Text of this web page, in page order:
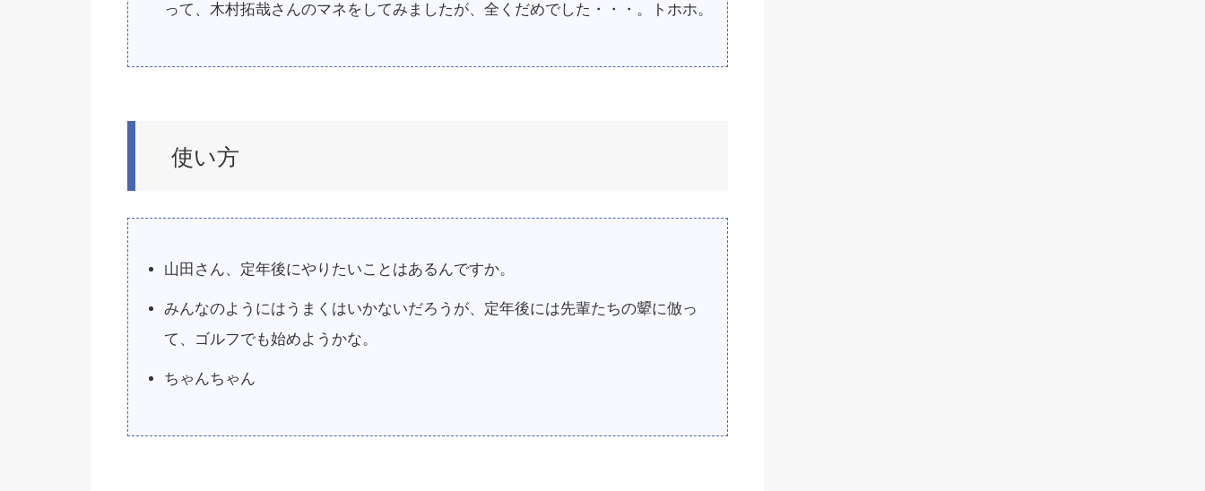
って、木村拓哉さんのマネをしてみましたが、全くだめでした・・・。トホホ。
使い方
山田さん、定年後にやりたいことはあるんですか。
みんなのようにはうまくはいかないだろうが、定年後には先輩たちの顰に倣っ
て、ゴルフでも始めようかな。
ちゃんちゃん